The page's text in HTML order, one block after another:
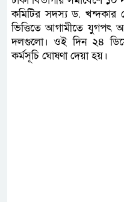
কমিটির সদস্য ড.
ভিত্তিতে আগামীতে
দলগুলো। ওই দিন ২৪
কর্মসূচি ঘোষণা দেয়া হয়।